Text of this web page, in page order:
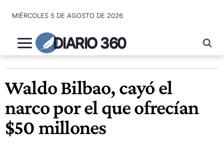
contenido
MIÉRCOLES 5 DE AGOSTO DE 2026
DIARIO 360
Waldo Bilbao, cayó el
narco por el que ofrecían
$50 millones